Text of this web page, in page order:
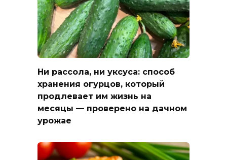
Ни рассола, ни уксуса: способ
хранения огурцов, который
продлевает им жизнь на
месяцы — проверено на дачном
урожае